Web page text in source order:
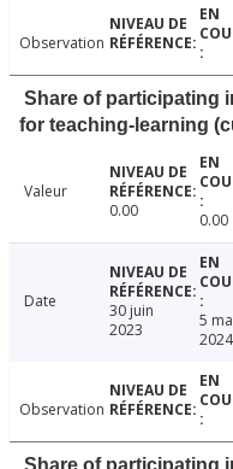
Observation
Share of participating
for teaching-learning
Valeur
0.00
0.00
Date
30 juin
2023
5
2024
Observation